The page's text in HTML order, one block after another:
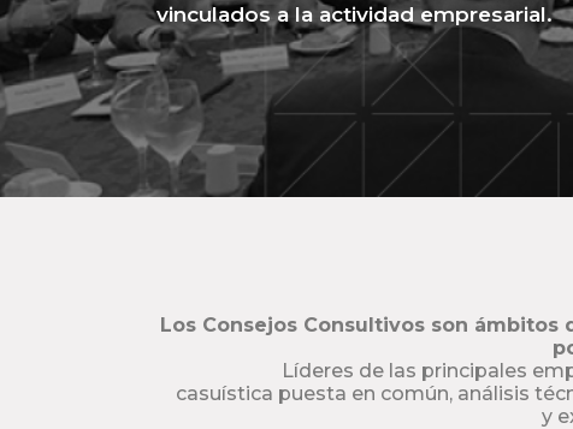
vinculados a la actividad empresarial.
Los Consejos Consultivos son
Líderes de las principales
casuística puesta en común, análisis
y